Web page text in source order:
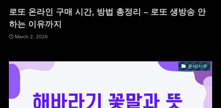
로또 온라인 구매 시간, 방법 총정리 – 로또 생방송 안
하는 이유까지
March 2, 2026
운세/사주